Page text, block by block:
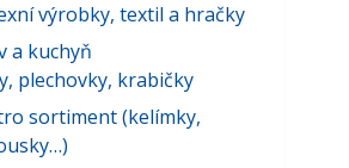
výrobky, textil a hračky
a kuchyň
plechovky, krabičky
sortiment (kelímky,